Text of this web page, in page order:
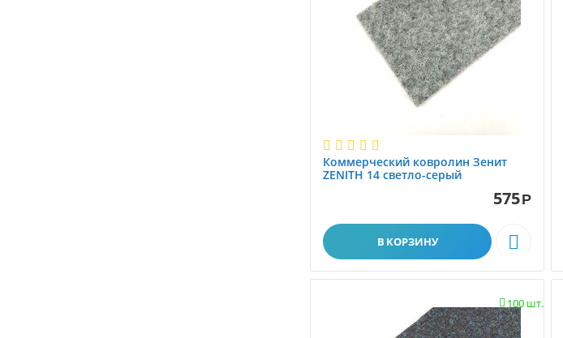
Коммерческий ковролин Зенит
ZENITH 14 светло-серый
575Р
В КОРЗИНУ 
100 шт.
